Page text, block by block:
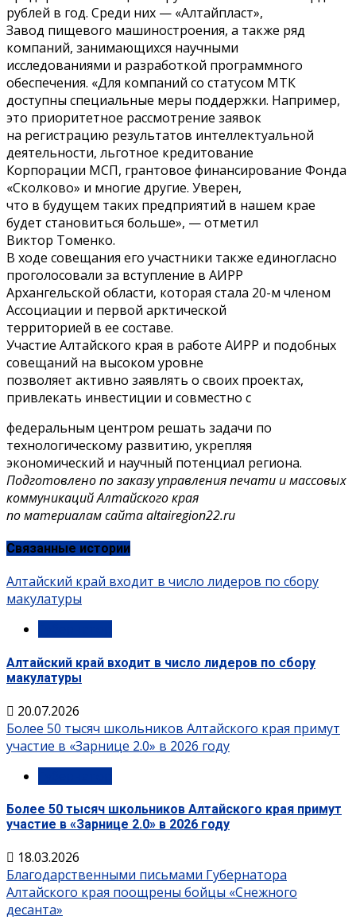
рублей в год. Среди них — «Алтайпласт»,
Завод пищевого машиностроения, а также ряд
компаний, занимающихся научными
исследованиями и разработкой программного
обеспечения. «Для компаний со статусом МТК
доступны специальные меры поддержки. Например,
это приоритетное рассмотрение заявок
на регистрацию результатов интеллектуальной
деятельности, льготное кредитование
Корпорации МСП, грантовое финансирование Фонда
«Сколково» и многие другие. Уверен,
что в будущем таких предприятий в нашем крае
будет становиться больше», — отметил
Виктор Томенко.
В ходе совещания его участники также единогласно
проголосовали за вступление в АИРР
Архангельской области, которая стала 20-м членом
Ассоциации и первой арктической
территорией в ее составе.
Участие Алтайского края в работе АИРР и подобных
совещаний на высоком уровне
позволяет активно заявлять о своих проектах,
привлекать инвестиции и совместно с
федеральным центром решать задачи по
технологическому развитию, укрепляя
экономический и научный потенциал региона.
Подготовлено по заказу управления печати и массовых
коммуникаций Алтайского края
по материалам сайта altairegion22.ru
Связанные истории
Алтайский край входит в число лидеров по сбору
макулатуры
Алтайский край входит в число лидеров по сбору
макулатуры
20.07.2026
Более 50 тысяч школьников Алтайского края примут
участие в «Зарнице 2.0» в 2026 году
Более 50 тысяч школьников Алтайского края примут
участие в «Зарнице 2.0» в 2026 году
18.03.2026
Благодарственными письмами Губернатора
Алтайского края поощрены бойцы «Снежного
десанта»